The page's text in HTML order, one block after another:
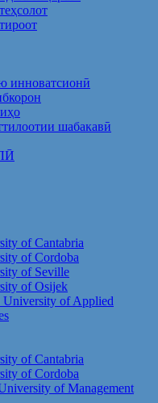
инноватсионӣ
шабакавӣ
of Cantabria
of Cordoba
of Seville
of Osijek
University of Applied
of Cantabria
of Cordoba
of Management